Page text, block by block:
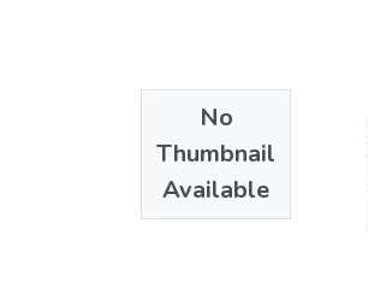
No
Thumbnail
Available